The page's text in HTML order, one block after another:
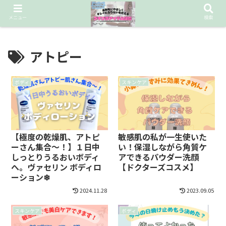
お財布に優しいデパコス級コスメを探し続ける❤︎
アトピー
ボディ
【極度の乾燥肌、アトピ
ーさん集合〜！】１日中
しっとりうるおいボディ
へ。ヴァセリン ボディロ
ーション❄︎
2024.11.28
スキンケア
敏感肌の私が一生使いた
い！保湿しながら角質ケ
アできるパウダー洗顔
【ドクターズコスメ】
2023.09.05
スキンケア ボディ
メニュー 検索